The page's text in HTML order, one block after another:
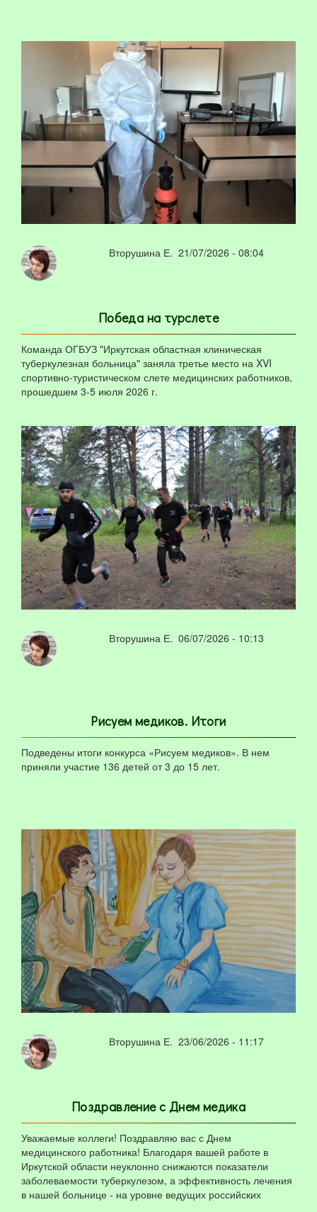
Вторушина Е. 21/07/2026 - 08:04
Победа на турслете
Команда ОГБУЗ "Иркутская областная клиническая
туберкулезная больница" заняла третье место на XVI
спортивно-туристическом слете медицинских работников,
прошедшем 3-5 июля 2026 г.
Вторушина Е. 06/07/2026 - 10:13
Рисуем медиков. Итоги
Подведены итоги конкурса «Рисуем медиков». В нем
приняли участие 136 детей от 3 до 15 лет.
Вторушина Е. 23/06/2026 - 11:17
Поздравление с Днем медика
Уважаемые коллеги! Поздравляю вас с Днем
медицинского работника! Благодаря вашей работе в
Иркутской области неуклонно снижаются показатели
заболеваемости туберкулезом, а эффективность лечения
в нашей больнице - на уровне ведущих российских